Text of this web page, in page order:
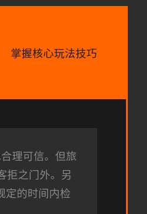
掌握核心玩法技巧
理可信。但旅
拒之门外。另
定的时间内检